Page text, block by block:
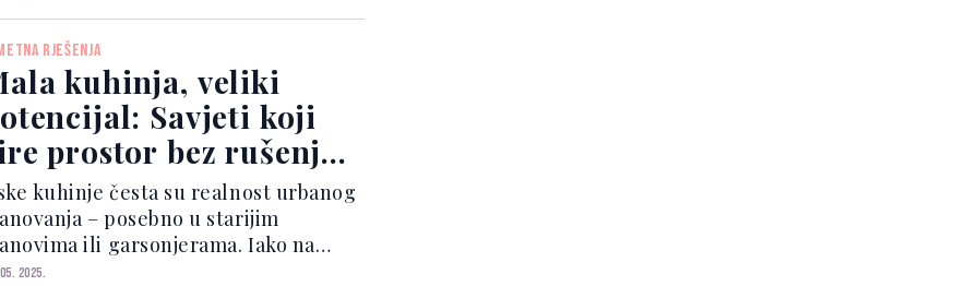
ga pretvoriti u najšarmantniji
svog doma.
RJEŠENJA
kuhinja, veliki
Savjeti koji
prostor bez rušenja
kuhinje česta su realnost urbanog
– posebno u starijim
ili garsonjerama. Iako na
pogled djeluju ograničavajuće, uz
2025.